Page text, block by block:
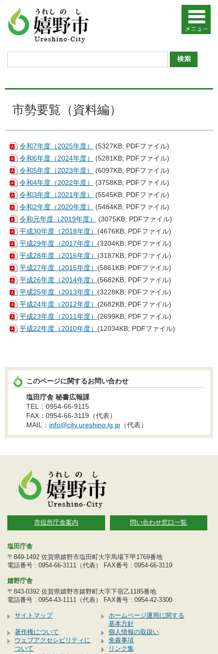
市勢要覧（資料編）
令和7年度（2025年度）
(5327KB; PDFファイル)
令和6年度（2024年度）
(5281KB; PDFファイル)
令和5年度（2023年度）
(6097KB; PDFファイル)
令和4年度（2022年度）
(3758KB; PDFファイル)
令和3年度（2021年度）
(5545KB; PDFファイル)
令和2年度（2020年度）
(5484KB; PDFファイル)
令和元年度（2019年度）
(3075KB; PDFファイル)
平成30年度（2018年度） (4676KB; PDFファイル)
平成29年度（2017年度） (3204KB; PDFファイル)
平成28年度（2016年度） (3187KB; PDFファイル)
平成27年度（2015年度） (5861KB; PDFファイル)
平成26年度（2014年度） (5682KB; PDFファイル)
平成25年度（2013年度） (3228KB; PDFファイル)
平成24年度（2012年度） (2682KB; PDFファイル)
平成23年度（2011年度） (2699KB; PDFファイル)
平成22年度（2010年度） (12034KB; PDFファイル)
このページに関するお問い合わせ
塩田庁舎 秘書広報課
TEL：0954-66-9115
FAX：0954-66-3119（代表）
MAIL： info@city.ureshino.lg.jp （代表）
市役所庁舎案内 問い合わせ窓口一覧
塩田庁舎
〒849-1492 佐賀県嬉野市塩田町大字馬場下甲1769番地
電話番号 : 0954-66-3111（代表） FAX番号 : 0954-66-3119
嬉野庁舎
〒843-0392 佐賀県嬉野市嬉野町大字下宿乙1185番地
電話番号 : 0954-43-1111（代表） FAX番号 : 0954-42-3300
サイトマップ
ホームページ運用に関する
基本方針
著作権について
個人情報の取扱い
ウェブアクセシビリティに
ついて
免責事項
リンク集